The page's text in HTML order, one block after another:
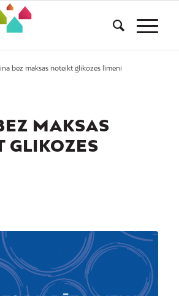
bez maksas noteikt glikozes līmeni
MAKSAS
GLIKOZES